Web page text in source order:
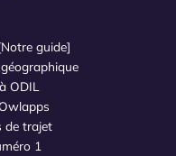
guide]
ODIL
de trajet
1